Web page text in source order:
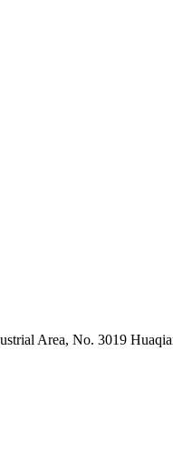
Area, No. 3019